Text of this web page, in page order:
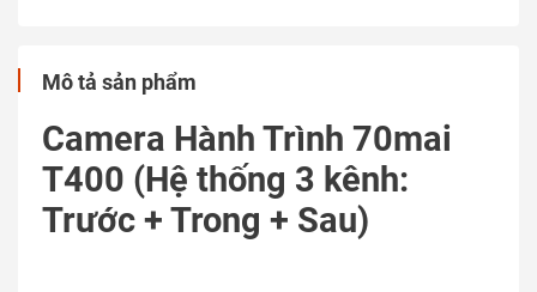
Mô tả sản phẩm
Camera Hành Trình 70mai
T400 (Hệ thống 3 kênh:
Trước + Trong + Sau)